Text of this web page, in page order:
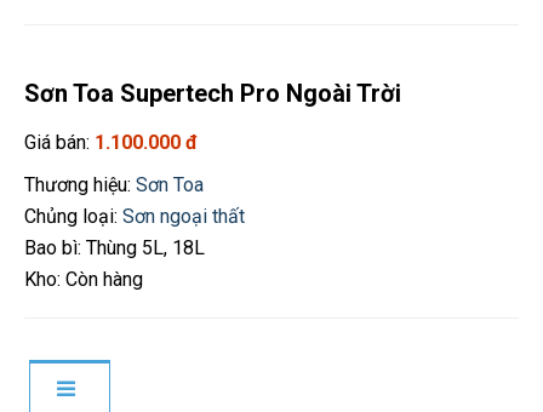
Sơn Toa Supertech Pro Ngoài Trời
Giá bán: 1.100.000 đ
Thương hiệu: Sơn Toa
Chủng loại: Sơn ngoại thất
Bao bì: Thùng 5L, 18L
Kho: Còn hàng